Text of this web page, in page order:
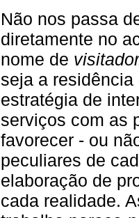
Não nos passa
diretamente no
nome de
seja a
estratégia de
serviços com as
favorecer - ou
peculiares de
elaboração de
cada realidade.